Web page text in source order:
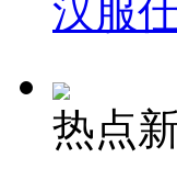
汉服
热点